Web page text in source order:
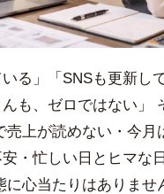
いる」「SNSも更新し
んも、ゼロではない」
上が読めない・今月
・忙しい日とヒマな
に心当たりはありま